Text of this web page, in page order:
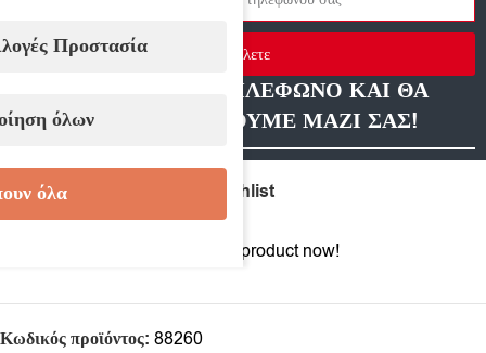
Στείλετε
ΑΦΗΣΤΕ ΜΑΣ ΤΗΛΕΦΩΝΟ ΚΑΙ ΘΑ
ΕΠΙΚΟΙΝΩΝΗΣΟΥΜΕ ΜΑΖΙ ΣΑΣ!
Compare Add to wishlist
People watching this product now!
Κωδικός προϊόντος: 88260
Προστασία
όλων
όλα